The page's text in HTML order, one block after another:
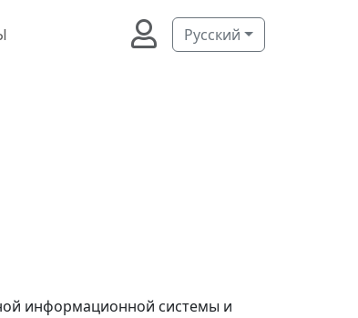
Русский
информационной системы и